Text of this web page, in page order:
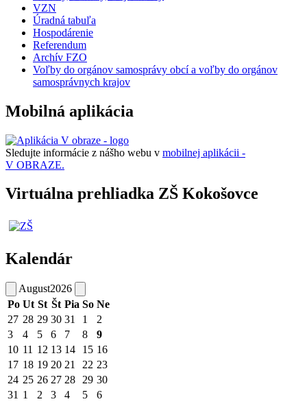
VZN
Úradná tabuľa
Hospodárenie
Referendum
Archív FZO
Voľby do orgánov samosprávy obcí a voľby do orgánov
samosprávnych krajov
Mobilná aplikácia
Sledujte informácie z nášho webu v mobilnej aplikácii -
V OBRAZE.
Virtuálna prehliadka ZŠ Kokošovce
Kalendár
August2026
Po Ut St Št Pia So Ne
27 28 29 30 31 1
2
3
4 5 6 7 8
9
10 11 12 13 14 15 16
17 18 19 20 21 22 23
24 25 26 27 28 29 30
31 1 2 3 4 5 6